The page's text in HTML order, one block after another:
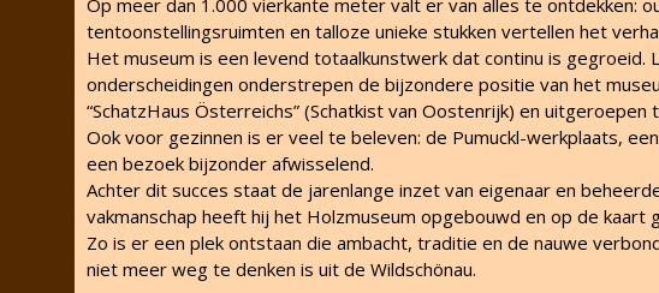
Op meer dan 1.000 vierkante meter valt er van alles te ontdekken:
tentoonstellingsruimten en talloze unieke stukken vertellen het
Het museum is een levend totaalkunstwerk dat continu is
onderscheidingen onderstrepen de bijzondere positie van het
“SchatzHaus Österreichs” (Schatkist van Oostenrijk) en uitgeroepen
Ook voor gezinnen is er veel te beleven: de Pumuckl-werkplaats,
een bezoek bijzonder afwisselend.
Achter dit succes staat de jarenlange inzet van eigenaar en
vakmanschap heeft hij het Holzmuseum opgebouwd en op de kaart
Zo is er een plek ontstaan die ambacht, traditie en de nauwe
niet meer weg te denken is uit de Wildschönau.